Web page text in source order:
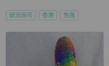
狀況尚可 香港 免運